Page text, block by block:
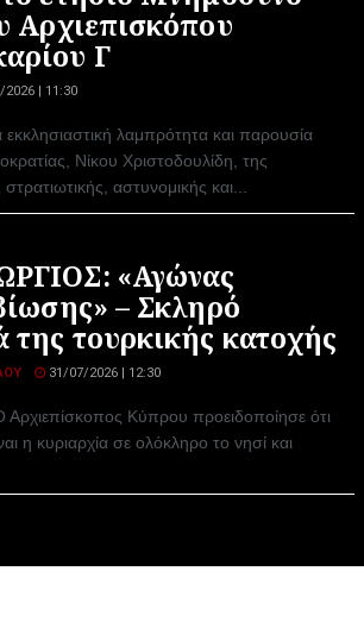
Αρχιεπισκόπου
Γ
| 11:30
λαμπρότητα και παρουσία
Νίκου Χριστοδουλίδη, της
αστυνομικής και...
«Αγώνας
– Σκληρό
τουρκικής κατοχής
31/07/2026 | 12:30
Κύπρου προειδοποίησε ότι
η κυριαρχία σε ολόκληρο το νησί και